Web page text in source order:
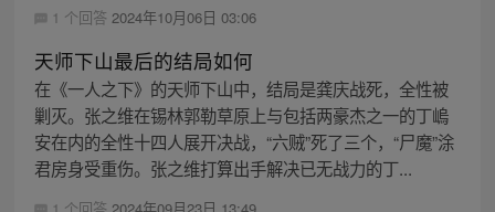
1 个回答 2024年10月06日 03:06
天师下山最后的结局如何
在《一人之下》的天师下山中，结局是龚庆战死，全性被
剿灭。张之维在锡林郭勒草原上与包括两豪杰之一的丁嵨
安在内的全性十四人展开决战，“六贼”死了三个，“尸魔”涂
君房身受重伤。张之维打算出手解决已无战力的丁...